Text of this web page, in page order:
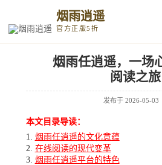
烟雨逍遥
官方正版5折
烟雨任逍遥，一场
阅读之旅
发布于2026-05-03
本文目录导读：
烟雨任逍遥的文化意蕴
在线阅读的现代变革
烟雨任逍遥平台的特色